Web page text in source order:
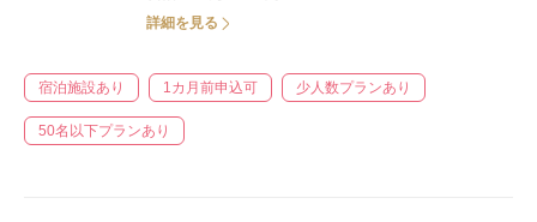
詳細を見る
宿泊施設あり 1カ月前申込可 少人数プランあり
50名以下プランあり